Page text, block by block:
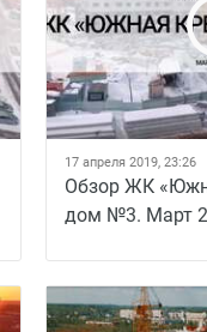
17 апреля 2019, 23:26
Обзор ЖК
дом №3. Март